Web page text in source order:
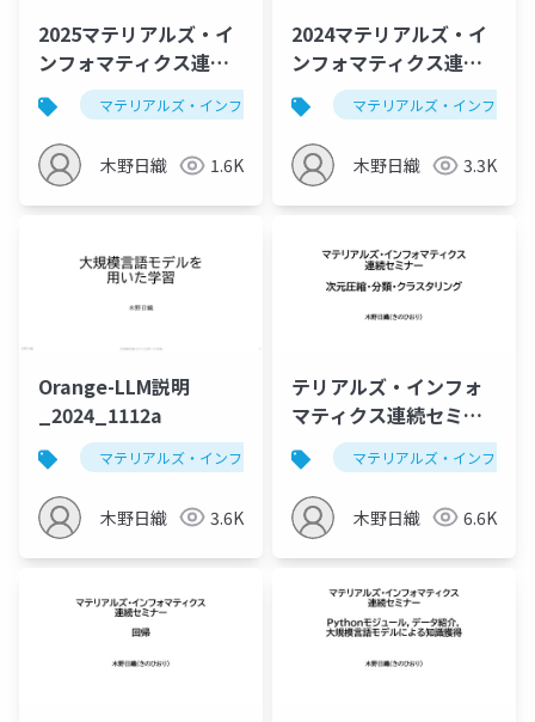
2025マテリアルズ・イ
ンフォマティクス連続
セミナー,大規模言語モ
デルによる ニューラル
ネットワークモデル手
法の学習
マテリアルズ・インフォマティクス データ解析学
木野日織 1.6K
2024マテリアルズ・イ
ンフォマティクス連続
セミナー,大規模言語モ
デルによる ニューラル
ネットワークモデル手
法の学習
マテリアルズ・インフォマ
木野日織 3.3K
Orange-LLM説明
_2024_1112a
マテリアルズ・インフォマティクス データ解析学
木野日織 3.6K
テリアルズ・インフォ
マティクス連続セミナ
ー，次元圧縮、分類、
クラスタリング，LLM
によるソースコード作
成
マテリアルズ・インフォマ
木野日織 6.6K